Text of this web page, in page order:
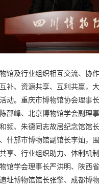
馆及行业组织相互交流、协
补、资源共享、互利共赢，
动。重庆市博物馆协会理事
邵峰、北京博物馆学会副理
频、朱德同志故居纪念馆馆
什邡市博物馆副馆长李灿，
享、行业组织助力、体制机
馆学会理事长严洪明、陕西
址博物馆馆长张擎、成都博